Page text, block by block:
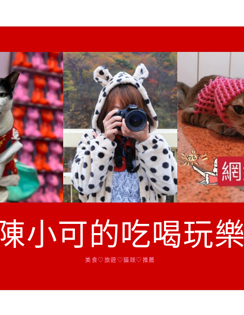
陳小可的吃喝玩樂
美食♡旅遊♡貓咪♡推薦